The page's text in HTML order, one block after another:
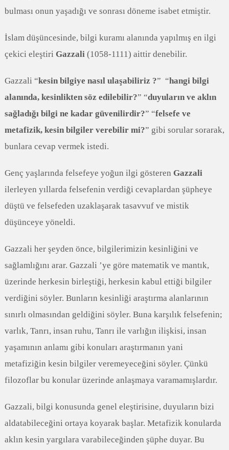
bulması onun yaşadığı ve sonrası döneme isabet etmiştir.
İslam düşüncesinde, bilgi kuramı alanında yapılmış en ilgi
çekici eleştiri Gazzali(1058-1111) aittir denebilir.
Gazzali “kesin bilgiye nasıl ulaşabiliriz ?” “hangi bilgi
alanında, kesinlikten söz edilebilir?” “duyuların ve aklın
sağladığı bilgi ne kadar güvenilirdir?” “felsefe ve
metafizik, kesin bilgiler verebilir mi?” gibi sorular sorarak,
bunlara cevap vermek istedi.
Genç yaşlarında felsefeye yoğun ilgi gösteren Gazzali
ilerleyen yıllarda felsefenin verdiği cevaplardan şüpheye
düştü ve felsefeden uzaklaşarak tasavvuf ve mistik
düşünceye yöneldi.
Gazzali her şeyden önce, bilgilerimizin kesinliğini ve
sağlamlığını arar. Gazzali ’ye göre matematik ve mantık,
üzerinde herkesin birleştiği, herkesin kabul ettiği bilgiler
verdiğini söyler. Bunların kesinliği araştırma alanlarının
sınırlı olmasından geldiğini söyler. Buna karşılık felsefenin;
varlık, Tanrı, insan ruhu, Tanrı ile varlığın ilişkisi, insan
yaşamının anlamı gibi konuları araştırmanın yani
metafiziğin kesin bilgiler veremeyeceğini söyler. Çünkü
filozoflar bu konular üzerinde anlaşmaya varamamışlardır.
Gazzali, bilgi konusunda genel eleştirisine, duyuların bizi
aldatabileceğini ortaya koyarak başlar. Metafizik konularda
aklın kesin yargılara varabileceğinden şüphe duyar. Bu